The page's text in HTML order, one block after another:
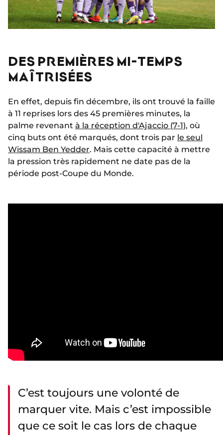
DES PREMIÈRES MI-TEMPS
MAÎTRISÉES
En effet, depuis fin décembre, ils ont trouvé la faille
à 11 reprises lors des 45 premières minutes, la
palme revenant à la réception d'Ajaccio (7-1), où
cinq buts ont été marqués, dont trois par le seul
Wissam Ben Yedder. Mais cette capacité à mettre
la pression très rapidement ne date pas de la
période post-Coupe du Monde.
C’est toujours une volonté de
marquer vite. Mais c’est impossible
que ce soit le cas lors de chaque